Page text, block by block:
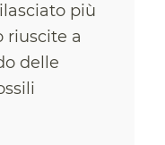
più
riuscite a
delle